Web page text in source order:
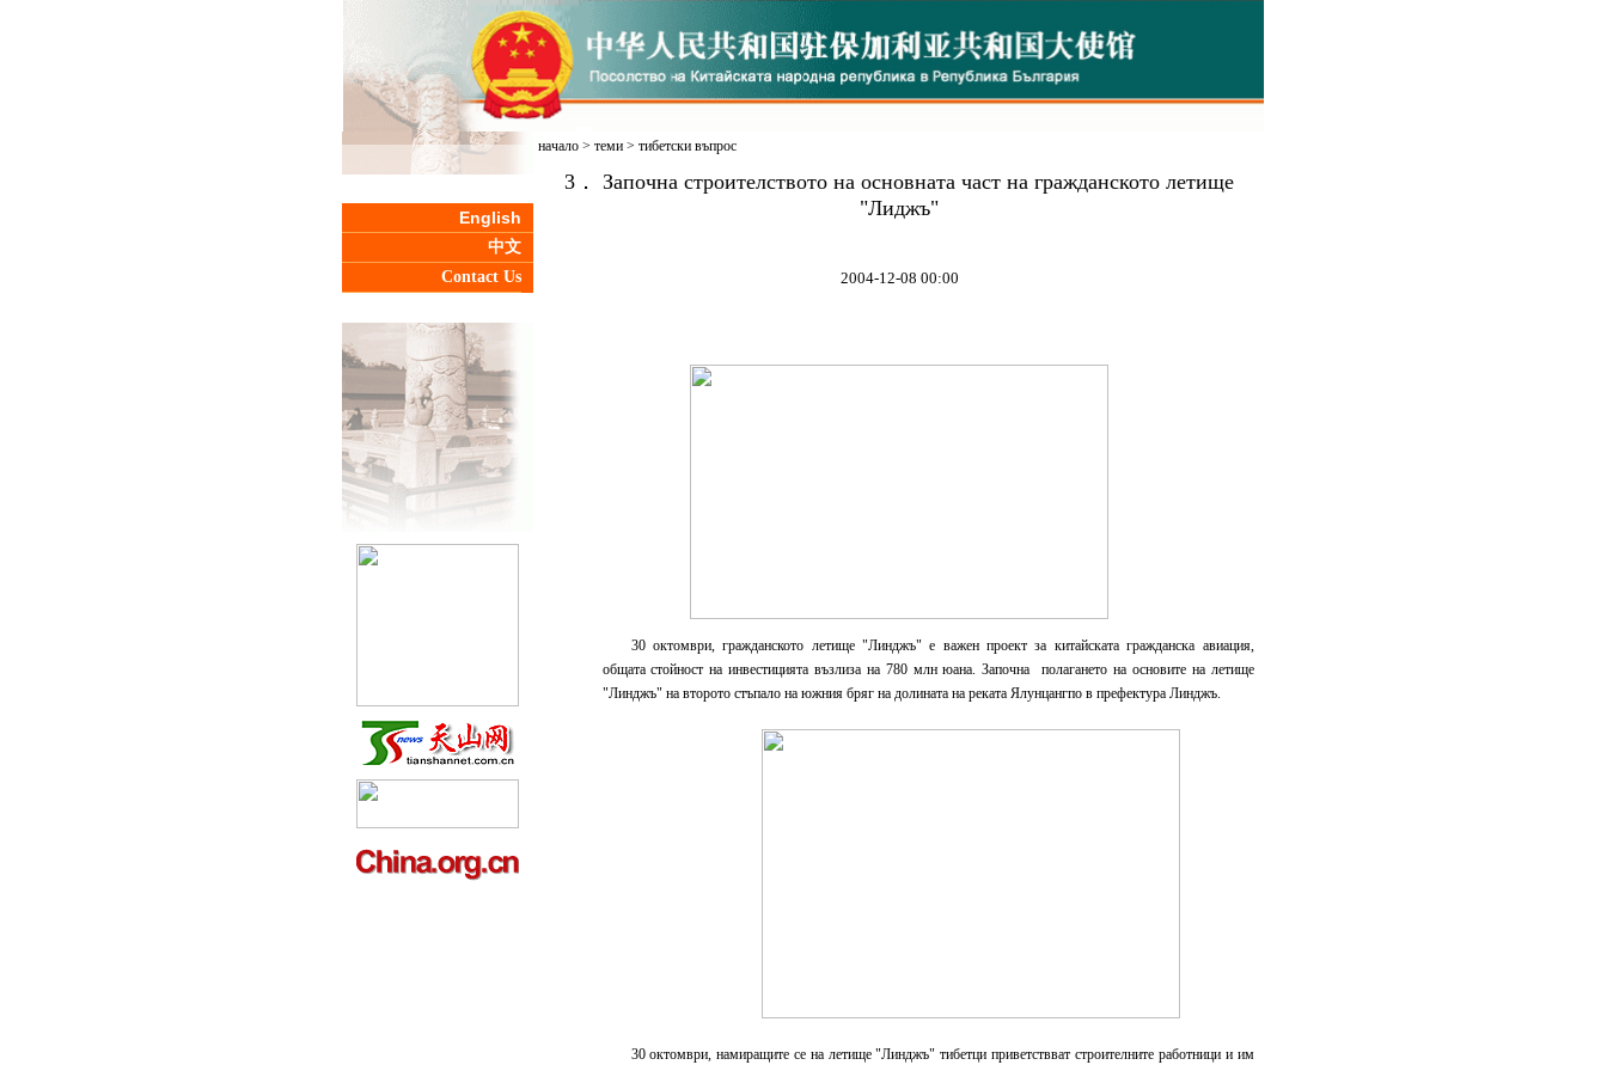
English
中文
Contact Us
начало> теми> тибетски въпрос
3． Започна строителството на основната част на гражданското летище
"Лиджъ"
2004-12-08 00:00
30 октомври, гражданското летище "Линджъ" е важен проект за китайската гражданска авиация,
общата стойност на инвестицията възлиза на 780 млн юана. Започна
полагането на основите на летище
"Линджъ" на второто стъпало на южния бряг на долината на реката Ялунцангпо в префектура Линджъ.
30 октомври, намиращите се на летище "Линджъ" тибетци приветствват строителните работници и им